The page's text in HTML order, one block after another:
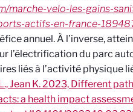
marche-velo-les-gains-
actifs-en-france-
annuel. À l’inverse,
l’électrification du parc
liés à l’activité physique
Jean K. 2023, Different
a health impact